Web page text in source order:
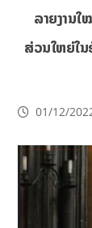
ລາຍງານ
ສ່ວນໃຫຍ່ໃ
01/12/